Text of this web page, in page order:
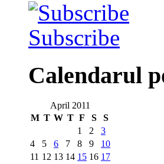
Subscribe
Calendarul
April 2011
M T W T F S
S
1
2
3
4
5 6 7 8 9
10
11 12 13 14 15 16 17